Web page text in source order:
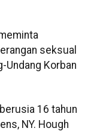
seksual
Undang Korban
16 tahun
NY. Hough